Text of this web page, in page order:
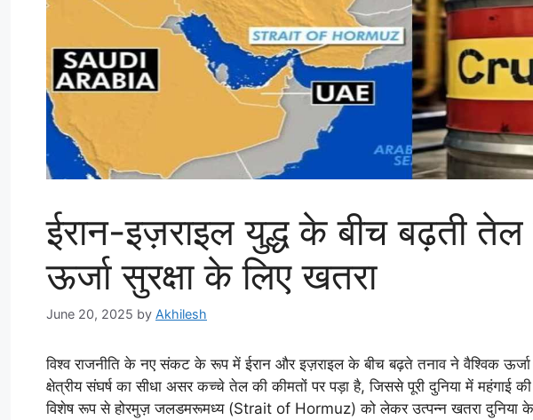
ईरान-इज़राइल युद्ध के बीच बढ़ती
ऊर्जा सुरक्षा के लिए खतरा
June 20, 2025 by Akhilesh
विश्व राजनीति के नए संकट के रूप में ईरान और इज़राइल के बीच बढ़ते तनाव ने वैश्विक
क्षेत्रीय संघर्ष का सीधा असर कच्चे तेल की कीमतों पर पड़ा है, जिससे पूरी दुनिया में महंगाई
विशेष रूप से होरमुज़ जलडमरूमध्य (Strait of Hormuz) को लेकर उत्पन्न खतरा दुनिया के